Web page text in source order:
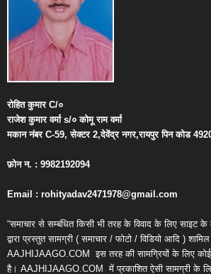
रोहित कुमारC/०
राजेश कुमार वर्माs/० कोमू राम वर्मा
मकान नंबरC-59,सेक्टर2,देवेंद्र नगर,रायपुर पिन कोड
फ़ोन न. : 9982192094
Email : rohityadav2471978@gmail.com
“समाचार से सम्बंधित किसी भी तरह के विवाद के लिए साइट
द्वारा प्रस्तुत सामग्री ( समाचार / फोटो / विडियो आदि ) शामिल
AAJHIJAAGO.COM इस तरह की सामग्रियों के लिए कोई
है। AAJHIJAAGO.COM में प्रकाशित ऐसी सामग्री के